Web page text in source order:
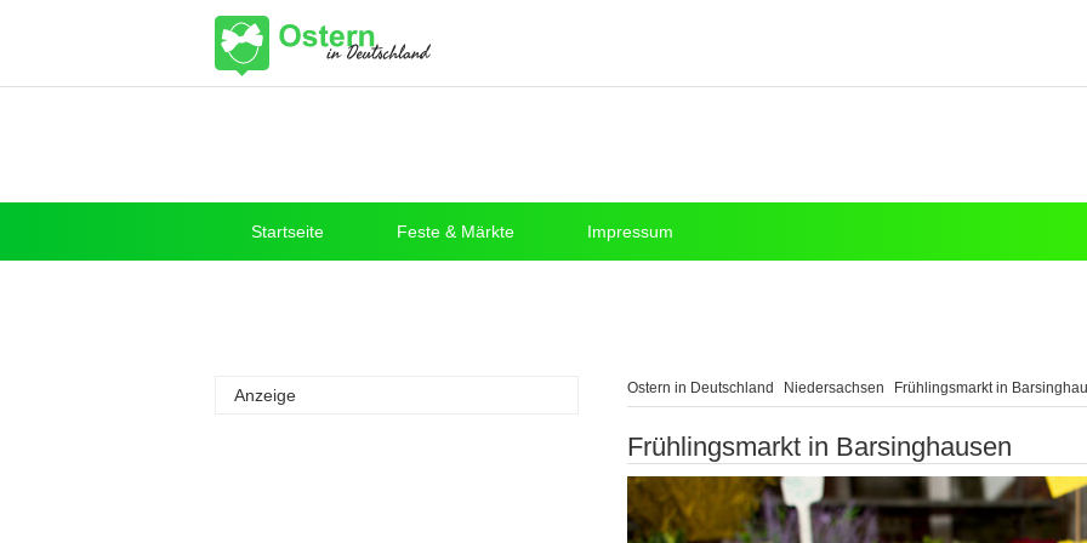
Startseite Feste & Märkte Impressum
Ostern in Deutschland Niedersachsen Frühlingsmarkt in
Frühlingsmarkt in Barsinghausen
Anzeige